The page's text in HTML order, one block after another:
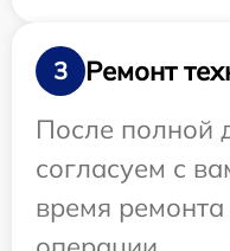
3
Ремонт
После полной
согласуем с
время